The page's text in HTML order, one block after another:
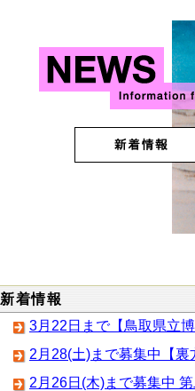
新着情報
3月22日まで【鳥取県立
2月28(土)まで募集中【
2月26日(木)まで募集中